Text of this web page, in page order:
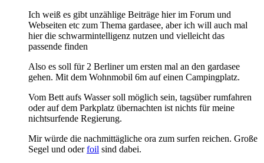
Ich weiß es gibt unzählige Beiträge hier im Forum und
Webseiten etc zum Thema gardasee, aber ich will auch mal
hier die schwarmintelligenz nutzen und vielleicht das
passende finden
Also es soll für 2 Berliner um ersten mal an den gardasee
gehen. Mit dem Wohnmobil 6m auf einen Campingplatz.
Vom Bett aufs Wasser soll möglich sein, tagsüber rumfahren
oder auf dem Parkplatz übernachten ist nichts für meine
nichtsurfende Regierung.
Mir würde die nachmittägliche ora zum surfen reichen. Große
Segel und oderfoil sind dabei.